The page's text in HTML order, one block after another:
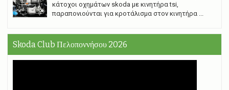
κάτοχοι οχημάτων skoda με κινητήρα tsi,
παραπονιούνται για κροτάλισμα στον κινητήρα ...
Skoda Club Πελοποννήσου 2026